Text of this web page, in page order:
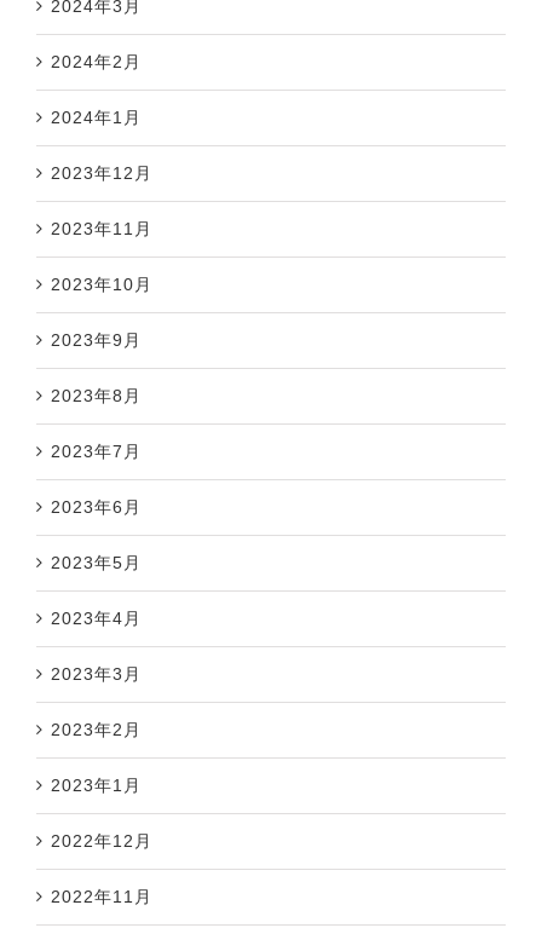
2024年3月
2024年2月
2024年1月
2023年12月
2023年11月
2023年10月
2023年9月
2023年8月
2023年7月
2023年6月
2023年5月
2023年4月
2023年3月
2023年2月
2023年1月
2022年12月
2022年11月